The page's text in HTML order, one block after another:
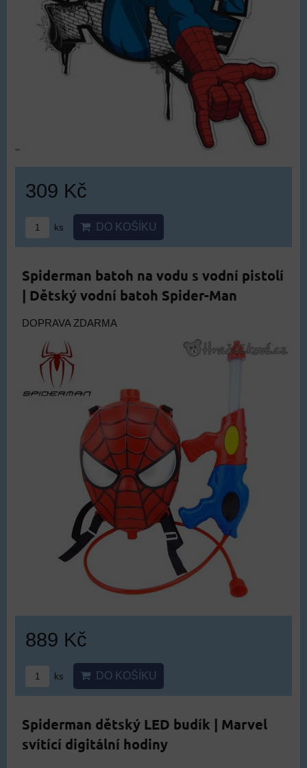
309 Kč
ks DO KOŠÍKU
Spiderman batoh na vodu s vodní pistolí
| Dětský vodní batoh Spider-Man
DOPRAVA ZDARMA
889 Kč
ks DO KOŠÍKU
Spiderman dětský LED budík | Marvel
svítící digitální hodiny